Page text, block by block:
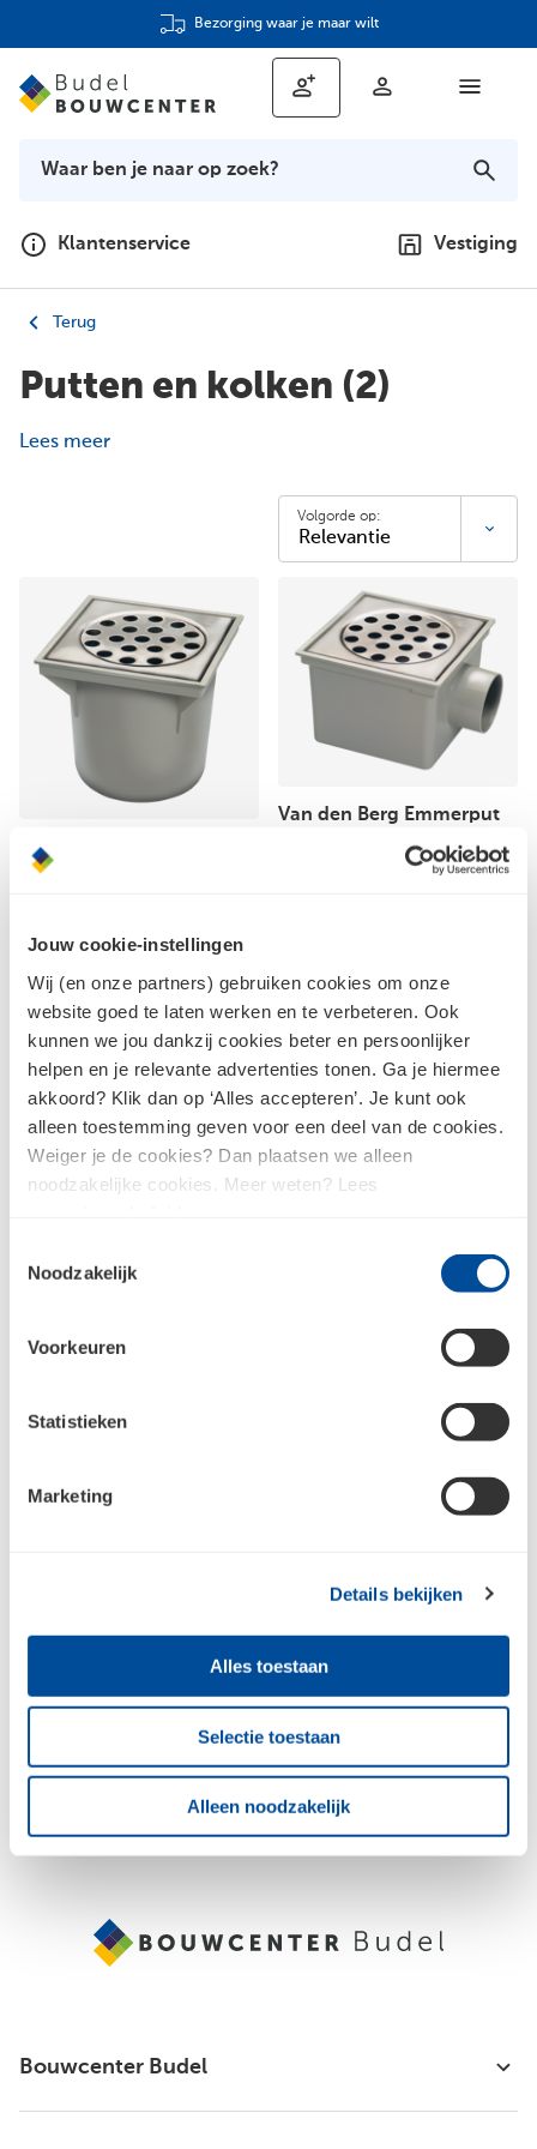
Jouw cookie-instellingen
Wij (en onze partners) gebruiken cookies om onze
website goed te laten werken en te verbeteren. Ook
kunnen we jou dankzij cookies beter en persoonlijker
helpen en je relevante advertenties tonen. Ga je hiermee
akkoord? Klik dan op ‘Alles accepteren’. Je kunt ook
alleen toestemming geven voor een deel van de cookies.
Weiger je de cookies? Dan plaatsen we alleen
noodzakelijke cookies. Meer weten? Lees
Noodzakelijk
Voorkeuren
Statistieken
Marketing
Details bekijken
Alles toestaan
Selectie toestaan
Alleen noodzakelijk
Bezorging waar je maar wilt
Klantenservice Vestiging
Terug
Putten en kolken (2)
Lees meer
Volgorde op:
Van den Berg Emmerput
402 OU 200x200 mm
Van den Berg Emmerput
403 ZU 200x200 mm
Putten en kolken bij Bouwcenter
Budel
Meld je aan voor de nieuwsbrief en
Jouw e-mailadres
ons privacybeleidvoor meer informatie over hoe we jouw
persoonsgegevens verzamelen en verwerken.
Bouwcenter Budel